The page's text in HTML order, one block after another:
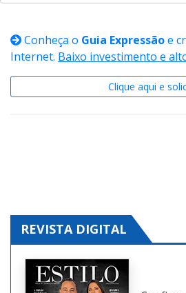
Conheça o Guia Expressãoe
Internet. Baixo investimento e
Clique aqui e
REVISTA DIGITAL